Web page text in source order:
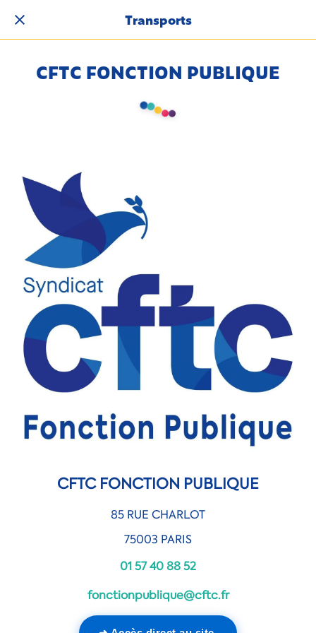
Transports
CFTC FONCTION PUBLIQUE
CFTC FONCTION PUBLIQUE
85 RUE CHARLOT
75003 PARIS
01 57 40 88 52
fonctionpublique@cftc.fr